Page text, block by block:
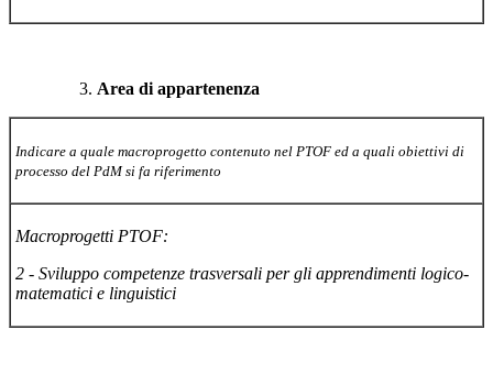
Area di appartenenza
Indicare a quale macroprogetto contenuto nel PTOF ed a quali obiettivi di
processo del PdM si fa riferimento
Macroprogetti PTOF:
2 - Sviluppo competenze trasversali per gli apprendimenti logico-
matematici e linguistici